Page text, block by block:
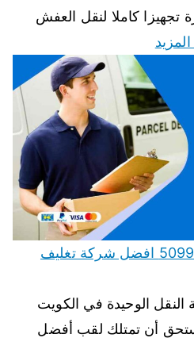
تجهيزا كاملا لنقل العفش
نقل عفش الدسمة 50993766 افضل شركة تغليف
الوحيدة في الكويت
تستحق أن تمتلك لقب أفضل